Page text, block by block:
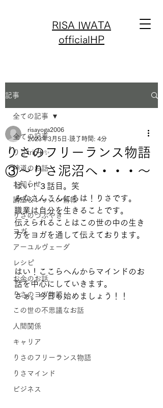
RISA IWATA
officialHP
記事
全ての記事
りさtrip✈️✨
神道のお話
お知らせ
講座＆レッスン情報
りさのつぶやき
ヨガ
アーユルヴェーダ
レシピ
お金のお話
りさのヨガ物語
この世の不思議なお話
人間関係
キャリア
りさのフリーランス物語
りさマインド
ビジネス
全ての記事
りさのフリーランス物語
③〜りさ泥沼へ・・・〜
risayoga2006
2023年3月5日 読了時間: 4分
はい！３話目。笑
みなさんこんにちは！りさです。
職業は自分を生きることです。
伝えられることはこの世の中の生き
方をヨガを通して伝えております。
はい！ここらへんからマインドのお
話を中心にしていきます。
さぁ。今日も始めましょう！！